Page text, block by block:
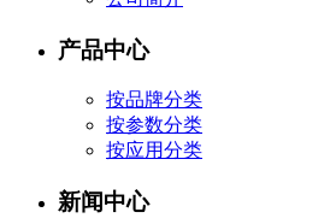
产品中心
按品牌分类
按参数分类
按应用分类
新闻中心